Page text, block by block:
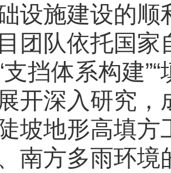
设施建设的顺
团队依托国家
支挡体系构建
开深入研究，
坡地形高填方
南方多雨环境